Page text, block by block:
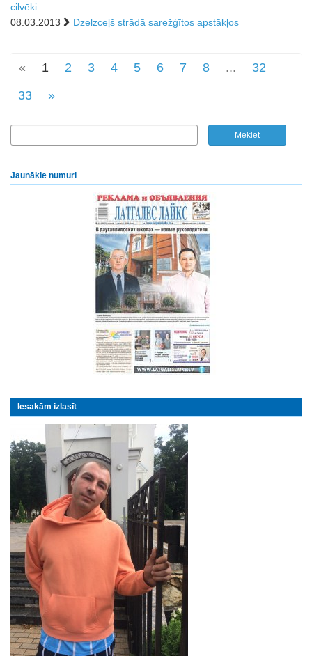
cilvēki
08.03.2013
Dzelzceļš strādā sarežģītos apstākļos
« 1 2 3 4 5 6 7 8 ...
32
33
»
Jaunākie numuri
Iesakām izlasīt